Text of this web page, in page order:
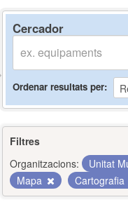
Cercador
Ordenar resultats per
Filtres
Organitzacions:
Unitat
Mapa
Cartografia